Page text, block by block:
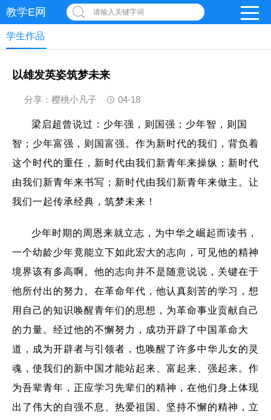
教学E网 请输入关键字词
学生作品
以雄发英姿筑梦未来
分享：樱桃小凡子 04-18
梁启超曾说过：少年强，则国强；少年智，则国
智；少年富强，则国富强。作为新时代的我们，背负着
这个时代的重任，新时代由我们新青年来操纵；新时代
由我们新青年来书写；新时代由我们新青年来做主。让
我们一起传承经典，筑梦未来！
少年时期的周恩来就立志，为中华之崛起而读书，
一个幼龄少年竟能立下如此宏大的志向，可见他的精神
境界该有多高啊。他的志向并不是随意说说，关键在于
他所付出的努力。在革命年代，他认真刻苦的学习，想
用自己的知识唤醒青年们的思想，为革命事业贡献自己
的力量。经过他的不懈努力，成功开辟了中国革命大
道，成为开辟者与引领者，也唤醒了许多中华儿女的灵
魂，使我们的新中国才能站起来、富起来、强起来。作
为吾辈青年，正应学习先辈们的精神，在他们身上体现
出了伟大的自强不息、热爱祖国、坚持不懈的精神，立